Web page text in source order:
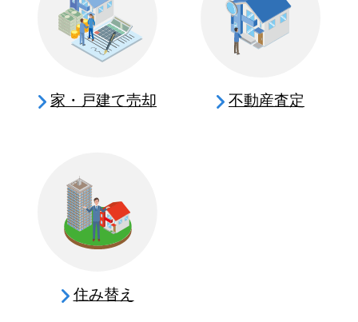
家・戸建て売却 不動産査定
住み替え